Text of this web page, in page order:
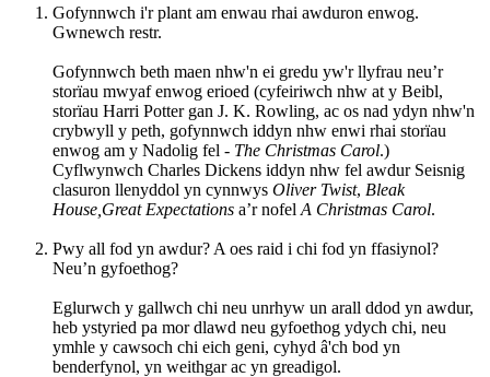
Gofynnwch i'r plant am enwau rhai awduron enwog.
Gwnewch restr.
Gofynnwch beth maen nhw'n ei gredu yw'r llyfrau neu’r
storïau mwyaf enwog erioed (cyfeiriwch nhw at y Beibl,
storïau Harri Potter gan J. K. Rowling, ac os nad ydyn nhw'n
crybwyll y peth, gofynnwch iddyn nhw enwi rhai storïau
enwog am y Nadolig fel - The Christmas Carol.)
Cyflwynwch Charles Dickens iddyn nhw fel awdur Seisnig
clasuron llenyddol yn cynnwys Oliver Twist, Bleak
House,Great Expectations a’r nofel A Christmas Carol.
Pwy all fod yn awdur? A oes raid i chi fod yn ffasiynol?
Neu’n gyfoethog?
Eglurwch y gallwch chi neu unrhyw un arall ddod yn awdur,
heb ystyried pa mor dlawd neu gyfoethog ydych chi, neu
ymhle y cawsoch chi eich geni, cyhyd â'ch bod yn
benderfynol, yn weithgar ac yn greadigol.